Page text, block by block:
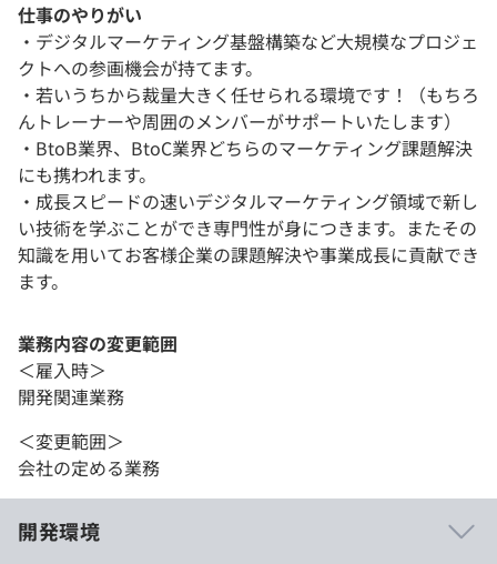
仕事のやりがい
・デジタルマーケティング基盤構築など大規模なプロジェ
クトへの参画機会が持てます。
・若いうちから裁量大きく任せられる環境です！（もちろ
んトレーナーや周囲のメンバーがサポートいたします）
・BtoB業界、BtoC業界どちらのマーケティング課題解決
にも携われます。
・成長スピードの速いデジタルマーケティング領域で新し
い技術を学ぶことができ専門性が身につきます。またその
知識を用いてお客様企業の課題解決や事業成長に貢献でき
ます。
業務内容の変更範囲
＜雇入時＞
開発関連業務
＜変更範囲＞
会社の定める業務
開発環境